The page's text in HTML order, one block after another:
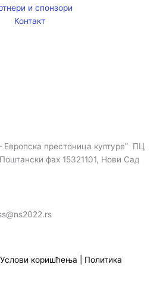
и спонзори
Контакт
Европска престоница културе” ПЦ
фах 15321101, Нови Сад
Услови коришћења
Политика